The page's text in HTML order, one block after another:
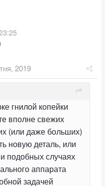
2019
гнилой копейки
вполне свежих
(или даже больших)
новую деталь, или
подобных случаях
аппарата
задачей